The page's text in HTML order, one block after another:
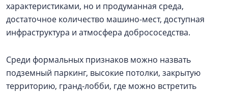
характеристиками, но и продуманная среда,
достаточное количество машино-мест, доступная
инфраструктура и атмосфера добрососедства.
Среди формальных признаков можно назвать
подземный паркинг, высокие потолки, закрытую
территорию, гранд-лобби, где можно встретить